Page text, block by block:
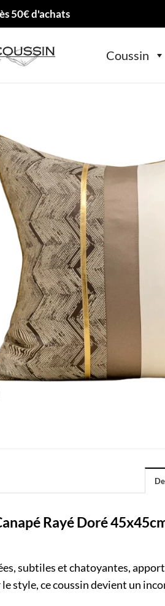
50€ d'achats
Coussin
Rayé Doré
subtiles et chatoyantes,
style, ce coussin devient un